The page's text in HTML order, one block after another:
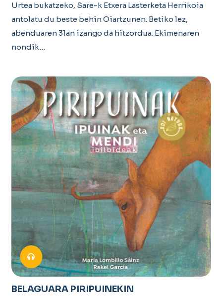
Urtea bukatzeko, Sare-k Etxera Lasterketa Herrikoia
antolatu du beste behin Oiartzunen. Betiko lez,
abenduaren 31an izango da hitzordua. Ekimenaren
nondik…
BELAGUARA PIRIPUINEKIN